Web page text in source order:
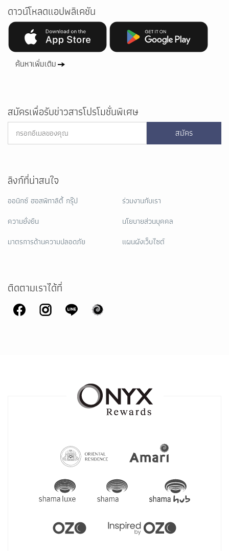
ดาวน์โหลดแอปพลิเคชัน
ค้นหาเพิ่มเติม
สมัครเพื่อรับข่าวสารโปรโมชั่นพิเศษ
สมัคร
ลิงก์ที่น่าสนใจ
ออนิกซ์ ฮอสพิทาลิตี้ กรุ๊ป
ความยั่งยืน
มาตรการด้านความปลอดภัย
ร่วมงานกับเรา
นโยบายส่วนบุคคล
แผนผังเว็บไซต์
ติดตามเราได้ที่